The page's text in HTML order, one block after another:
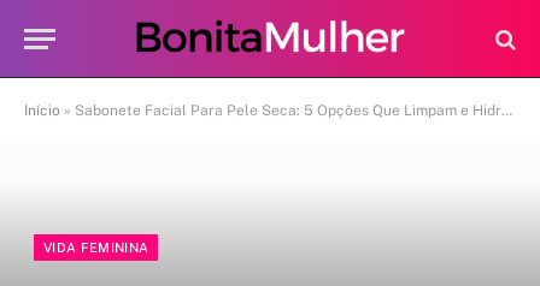
Início » Sabonete Facial Para Pele Seca: 5 Opções Que Limpam e Hidratam
VIDA FEMININA